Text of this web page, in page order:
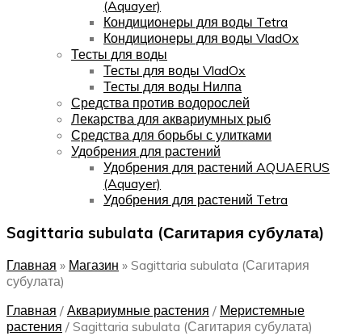
(Aquayer)
Кондиционеры для воды Tetra
Кондиционеры для воды VladOx
Тесты для воды
Тесты для воды VladOx
Тесты для воды Нилпа
Средства против водорослей
Лекарства для аквариумных рыб
Средства для борьбы с улитками
Удобрения для растений
Удобрения для растений AQUAERUS
(Aquayer)
Удобрения для растений Tetra
Sagittaria subulata (Сагитария субулата)
Главная » Магазин » Sagittaria subulata (Сагитария
субулата)
Главная / Аквариумные растения / Меристемные
растения / Sagittaria subulata (Сагитария субулата)